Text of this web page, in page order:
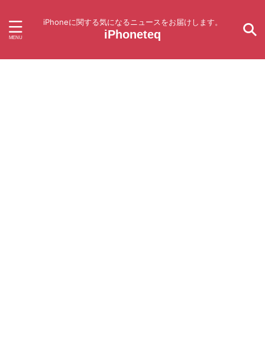
iPhoneに関する気になるニュースをお届けします。
iPhoneteq